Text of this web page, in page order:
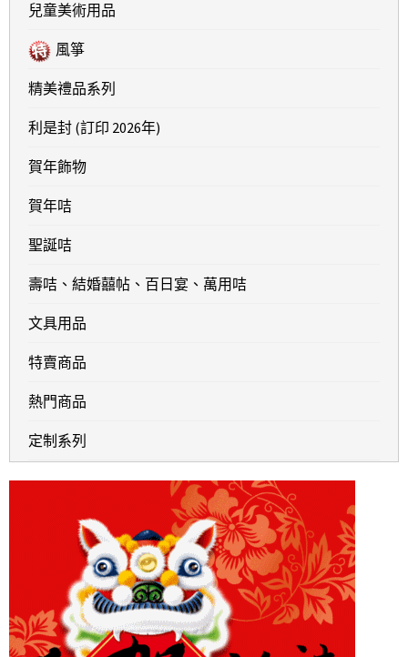
兒童美術用品
風箏
精美禮品系列
利是封 (訂印 2026年)
賀年飾物
賀年咭
聖誕咭
壽咭、結婚囍帖、百日宴、萬用咭
文具用品
特賣商品
熱門商品
定制系列